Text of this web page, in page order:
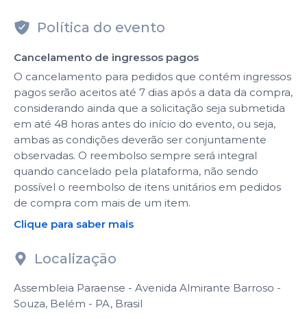
Política do evento
Cancelamento de ingressos pagos
O cancelamento para pedidos que contém ingressos
pagos serão aceitos até 7 dias após a data da compra,
considerando ainda que a solicitação seja submetida
em até 48 horas antes do início do evento, ou seja,
ambas as condições deverão ser conjuntamente
observadas. O reembolso sempre será integral
quando cancelado pela plataforma, não sendo
possível o reembolso de itens unitários em pedidos
de compra com mais de um item.
Clique para saber mais
Localização
Assembleia Paraense - Avenida Almirante Barroso -
Souza, Belém - PA, Brasil